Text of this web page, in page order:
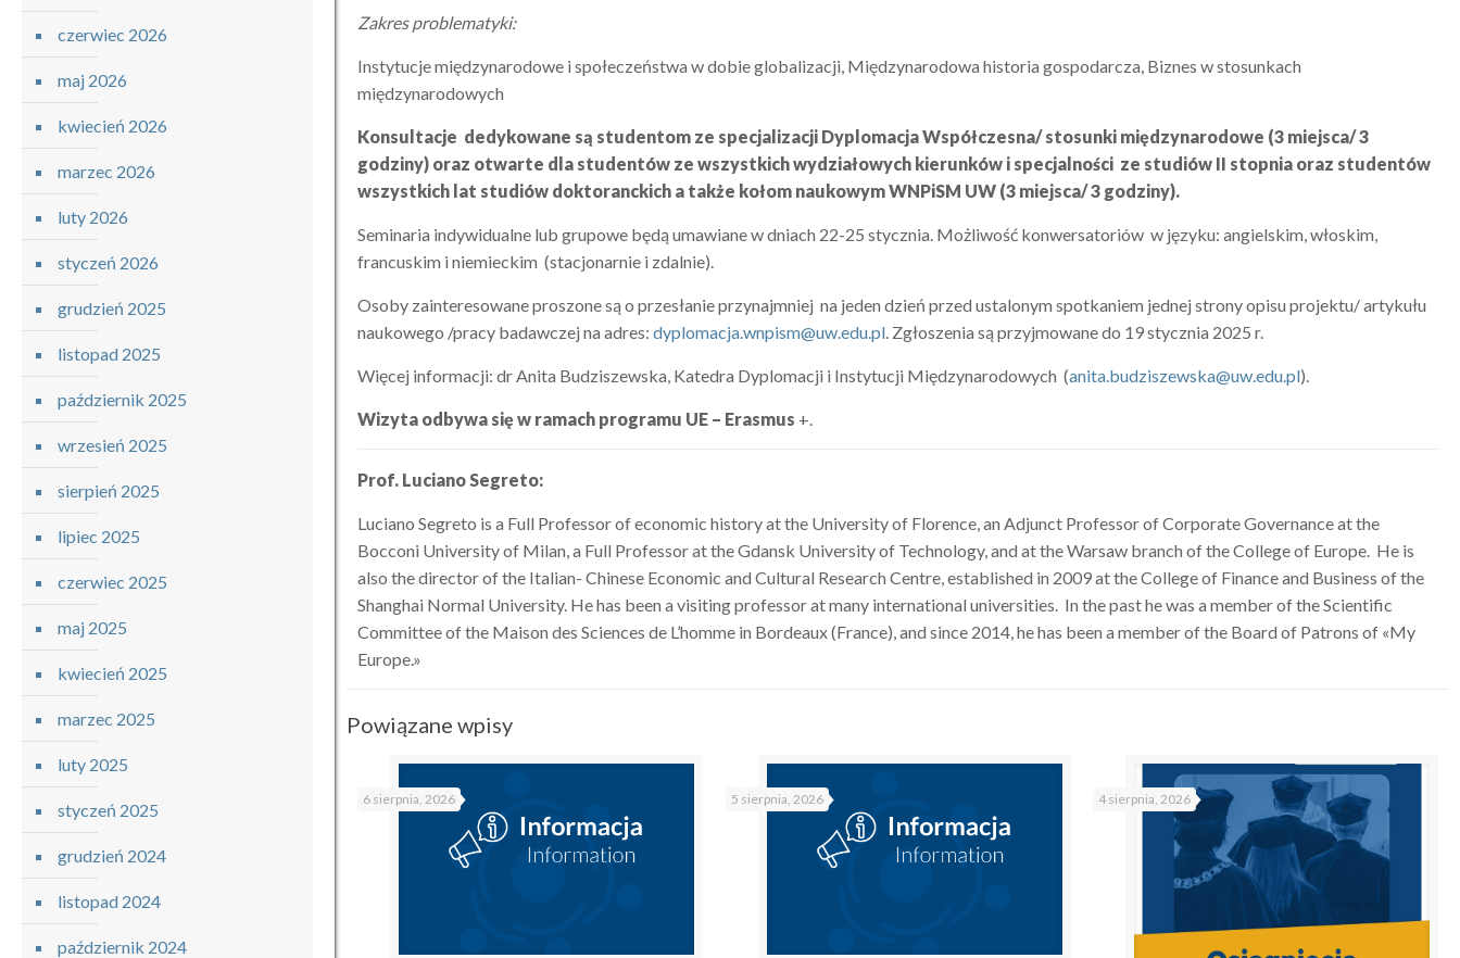
Zakres problematyki:
Instytucje międzynarodowe i społeczeństwa w dobie globalizacji, Międzynarodowa historia gospodarcza, Biznes w stosunkach
międzynarodowych
Konsultacje dedykowane są studentom ze specjalizacji Dyplomacja Współczesna/ stosunki międzynarodowe (3 miejsca/ 3
godziny) oraz otwarte dla studentów ze wszystkich wydziałowych kierunków i specjalności ze studiów II stopnia oraz studentów
wszystkich lat studiów doktoranckich a także kołom naukowym WNPiSM UW (3 miejsca/ 3 godziny).
Seminaria indywidualne lub grupowe będą umawiane w dniach 22-25 stycznia. Możliwość konwersatoriów w języku: angielskim, włoskim,
francuskim i niemieckim (stacjonarnie i zdalnie).
Osoby zainteresowane proszone są o przesłanie przynajmniej na jeden dzień przed ustalonym spotkaniem jednej strony opisu projektu/ artykułu
naukowego /pracy badawczej na adres:dyplomacja.wnpism@uw.edu.pl. Zgłoszenia są przyjmowane do 19 stycznia 2025 r.
Więcej informacji: dr Anita Budziszewska, Katedra Dyplomacji i Instytucji Międzynarodowych (anita.budziszewska@uw.edu.pl).
Wizyta odbywa się w ramach programu UE – Erasmus +.
Prof. Luciano Segreto:
Luciano Segreto is a Full Professor of economic history at the University of Florence, an Adjunct Professor of Corporate Governance at the
Bocconi University of Milan, a Full Professor at the Gdansk University of Technology, and at the Warsaw branch of the College of Europe. He is
also the director of the Italian- Chinese Economic and Cultural Research Centre, established in 2009 at the College of Finance and Business of the
Shanghai Normal University. He has been a visiting professor at many international universities. In the past he was a member of the Scientific
Committee of the Maison des Sciences de L’homme in Bordeaux (France), and since 2014, he has been a member of the Board of Patrons of «My
Europe.»
Powiązane wpisy
6 sierpnia, 2026 5 sierpnia, 2026 4 sierpnia, 2026
czerwiec 2026
maj 2026
kwiecień 2026
marzec 2026
luty 2026
styczeń 2026
grudzień 2025
listopad 2025
październik 2025
wrzesień 2025
sierpień 2025
lipiec 2025
czerwiec 2025
maj 2025
kwiecień 2025
marzec 2025
luty 2025
styczeń 2025
grudzień 2024
listopad 2024
październik 2024